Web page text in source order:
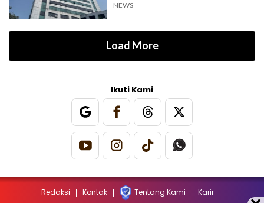
NEWS
Load More
Ikuti Kami
Redaksi Kontak Tentang Kami Karir